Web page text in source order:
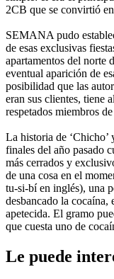
2CB que se convirtió
SEMANA pudo
de esas exclusivas
apartamentos del norte
eventual aparición de
posibilidad que las
eran sus clientes, tiene
respetados miembros
La historia de
finales del año pasado
más cerrados y
de una cosa en el
tu-si-bí en inglés), una
desbancado la cocaína,
apetecida. El gramo
que cuesta uno de
Le puede